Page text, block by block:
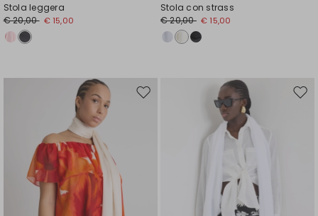
Stola leggera
€ 20,00 € 15,00
Stola con strass
€ 20,00 € 15,00
Sposta